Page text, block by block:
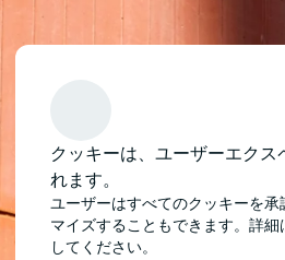
クッキーは、ユーザーエク
れます。
ユーザーはすべてのクッキーを
マイズすることもできます。詳細
してください。